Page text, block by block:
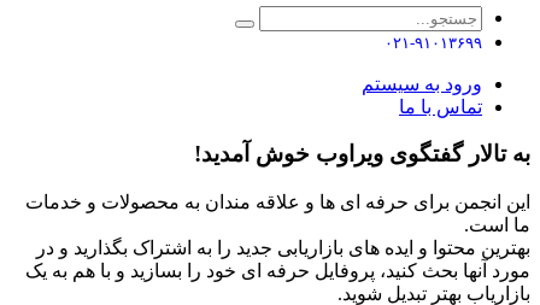
۰۲۱-۹۱۰۱۳۶۹۹
ورود به سیستم
تماس با ما
به تالار گفتگوی ویراوب خوش آمدید!
این انجمن برای حرفه ای ها و علاقه مندان به محصولات و خدمات
ما است.
بهترین محتوا و ایده های بازاریابی جدید را به اشتراک بگذارید و در
مورد آنها بحث کنید، پروفایل حرفه ای خود را بسازید و با هم به یک
بازاریاب بهتر تبدیل شوید.